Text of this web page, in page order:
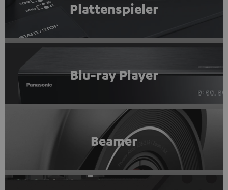
Plattenspieler
Blu-ray Player
Beamer